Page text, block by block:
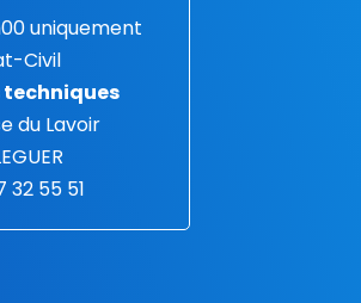
uniquement
Civil
techniques
du Lavoir
32 55 51